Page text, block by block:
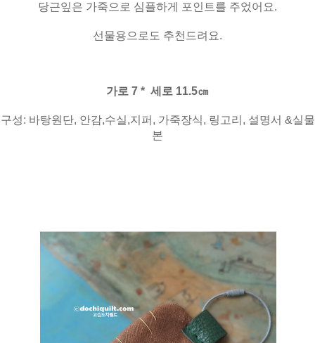
당근잎은 가죽으로 심플하게 포인트를 주었어요.
선물용으로도 추천드려요.
가로 7 * 세로 11.5㎝
구성: 바탕원단, 안감,수실,지퍼, 가죽장식, 링고리, 설명서 &실물
본